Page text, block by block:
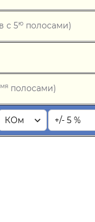
с 5ю полосами)
мя полосами)